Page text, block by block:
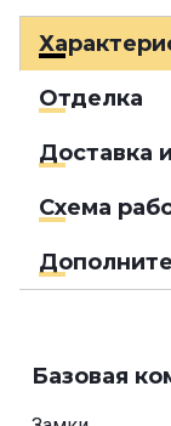
Отделка
Доставка
Схема
Базовая